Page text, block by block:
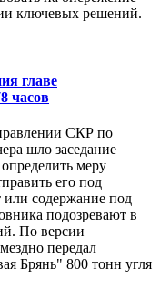
ключевых решений.
главе
часов
СКР по
шло заседание
меру
его под
или содержание под
подозревают в
По версии
передал
Брянь" 800 тонн угля